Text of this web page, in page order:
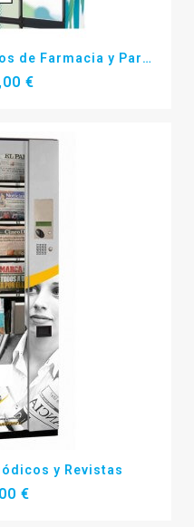
Expendedora de Productos de Farmacia y Parafarmacia
€
y Revistas
€